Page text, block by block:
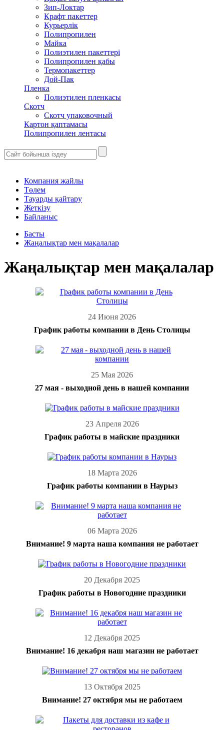
Зип-Локтар
Крафт пакеттер
Курьерлік
Полипропилен
Майка
Полиэтилен пакеттері
Полипропилен қабы
Термопакеттер
Дой-Пак
Пленка
Полиэтилен пленкасы
Скотч
Скотч упаковочный
Картон қаптамасы
Полипропилен лентасы
Компания жайлы
Төлем
Тауарды қайтару
Жеткізу
Байланыс
Басты
Жаңалықтар мен мақалалар
Жаңалықтар мен мақалалар
24 Июня 2026
График работы компании в День Столицы
25 Мая 2026
27 мая - выходной день в нашей компании
23 Апреля 2026
График работы в майские праздники
18 Марта 2026
График работы компании в Наурыз
06 Марта 2026
Внимание! 9 марта наша компания не работает
20 Декабря 2025
График работы в Новогодние праздники
12 Декабря 2025
Внимание! 16 декабря наш магазин не работает
13 Октября 2025
Внимание! 27 октября мы не работаем